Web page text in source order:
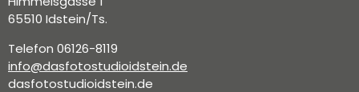
65510 Idstein/Ts.
Telefon 06126-8119
info@dasfotostudioidstein.de
dasfotostudioidstein.de